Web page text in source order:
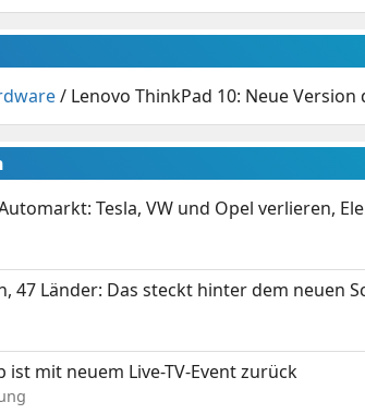
/ Lenovo ThinkPad 10: Neue
Tesla, VW und Opel verlieren,
47 Länder: Das steckt hinter dem neuen
ist mit neuem Live-TV-Event zurück